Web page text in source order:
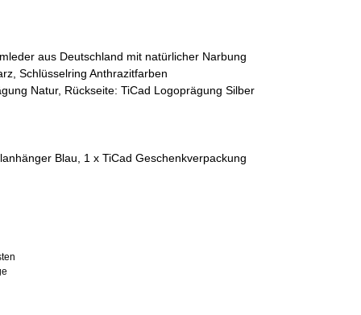
aus Deutschland mit natürlicher Narbung
Schlüsselring Anthrazitfarben
Natur, Rückseite: TiCad Logoprägung Silber
Blau, 1 x TiCad Geschenkverpackung